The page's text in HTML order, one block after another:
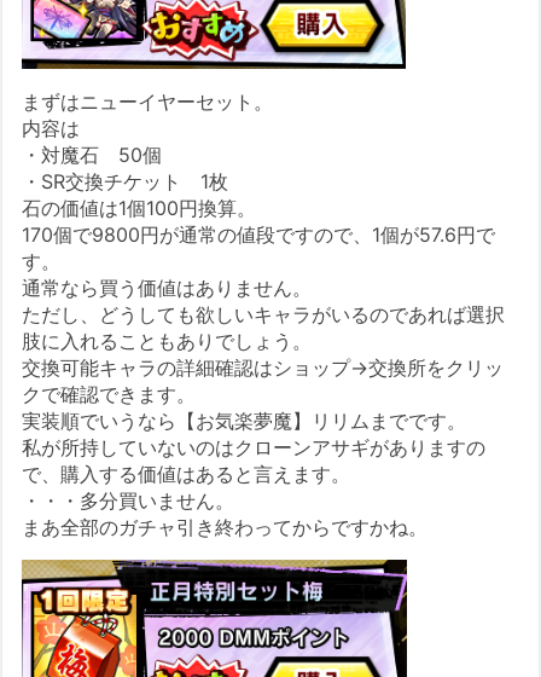
まずはニューイヤーセット。
内容は
・対魔石 50個
・SR交換チケット 1枚
石の価値は1個100円換算。
170個で9800円が通常の値段ですので、1個が57.6円で
す。
通常なら買う価値はありません。
ただし、どうしても欲しいキャラがいるのであれば選択
肢に入れることもありでしょう。
交換可能キャラの詳細確認はショップ→交換所をクリッ
クで確認できます。
実装順でいうなら【お気楽夢魔】リリムまでです。
私が所持していないのはクローンアサギがありますの
で、購入する価値はあると言えます。
・・・多分買いません。
まあ全部のガチャ引き終わってからですかね。